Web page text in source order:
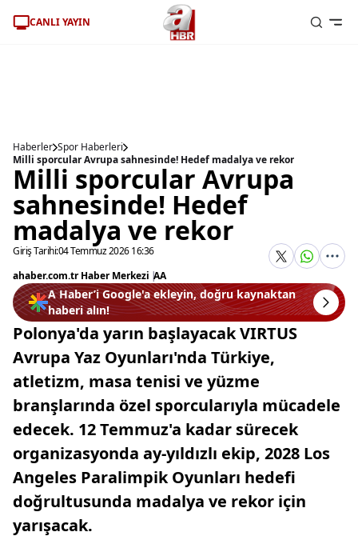
CANLI YAYIN
Haberler Spor Haberleri
Milli sporcular Avrupa sahnesinde! Hedef madalya ve rekor
Milli sporcular Avrupa
sahnesinde! Hedef
madalya ve rekor
Giriş Tarihi:04 Temmuz 2026 16:36
ahaber.com.tr Haber Merkezi |AA
A Haber’i Google'a ekleyin, doğru kaynaktan
haberi alın!
Polonya'da yarın başlayacak VIRTUS
Avrupa Yaz Oyunları'nda Türkiye,
atletizm, masa tenisi ve yüzme
branşlarında özel sporcularıyla mücadele
edecek. 12 Temmuz'a kadar sürecek
organizasyonda ay-yıldızlı ekip, 2028 Los
Angeles Paralimpik Oyunları hedefi
doğrultusunda madalya ve rekor için
yarışacak.